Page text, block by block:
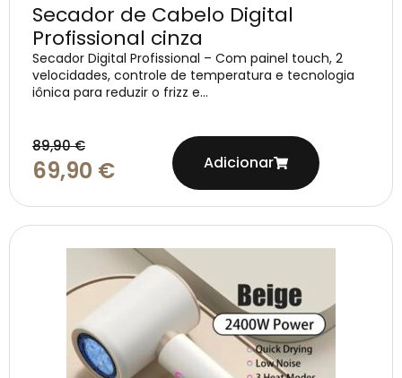
Secador de Cabelo Digital
Profissional cinza
Secador Digital Profissional – Com painel touch, 2
velocidades, controle de temperatura e tecnologia
iônica para reduzir o frizz e...
89,90€
69,90 € Adicionar